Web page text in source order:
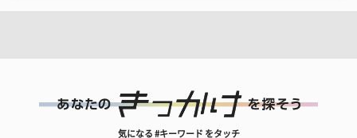
気になる #キーワード をタッチ